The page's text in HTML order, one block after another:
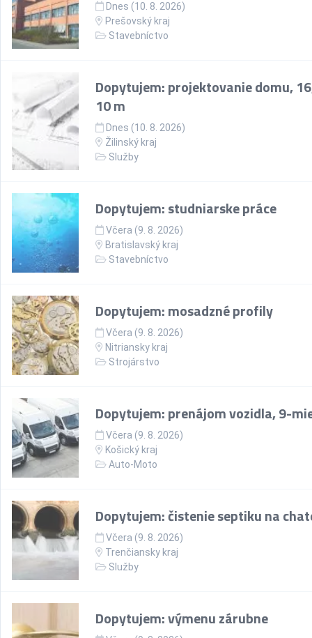
Dnes (10. 8. 2026)
Prešovský kraj
Stavebníctvo
Dopytujem: projektovanie domu,
10 m
Dnes (10. 8. 2026)
Žilinský kraj
Služby
Dopytujem: studniarske práce
Včera (9. 8. 2026)
Bratislavský kraj
Stavebníctvo
Dopytujem: mosadzné profily
Včera (9. 8. 2026)
Nitriansky kraj
Strojárstvo
Dopytujem: prenájom vozidla, 9-
Včera (9. 8. 2026)
Košický kraj
Auto-Moto
Dopytujem: čistenie septiku na
Včera (9. 8. 2026)
Trenčiansky kraj
Služby
Dopytujem: výmenu zárubne